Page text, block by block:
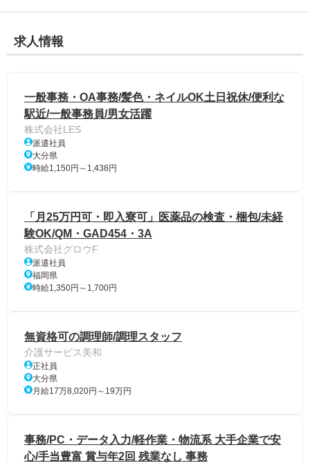
求人情報
一般事務・OA事務/髪色・ネイルOK土日祝休/便利な
駅近/一般事務員/男女活躍
株式会社LES
派遣社員
大分県
時給1,150円～1,438円
「月25万円可・即入寮可」医薬品の検査・梱包/未経
験OK/QM・GAD454・3A
株式会社グロウF
派遣社員
福岡県
時給1,350円～1,700円
無資格可の調理師/調理スタッフ
介護サービス美和
正社員
大分県
月給17万8,020円～19万円
事務/PC・データ入力/軽作業・物流系 大手企業で安
心/手当豊富 賞与年2回 残業なし 事務